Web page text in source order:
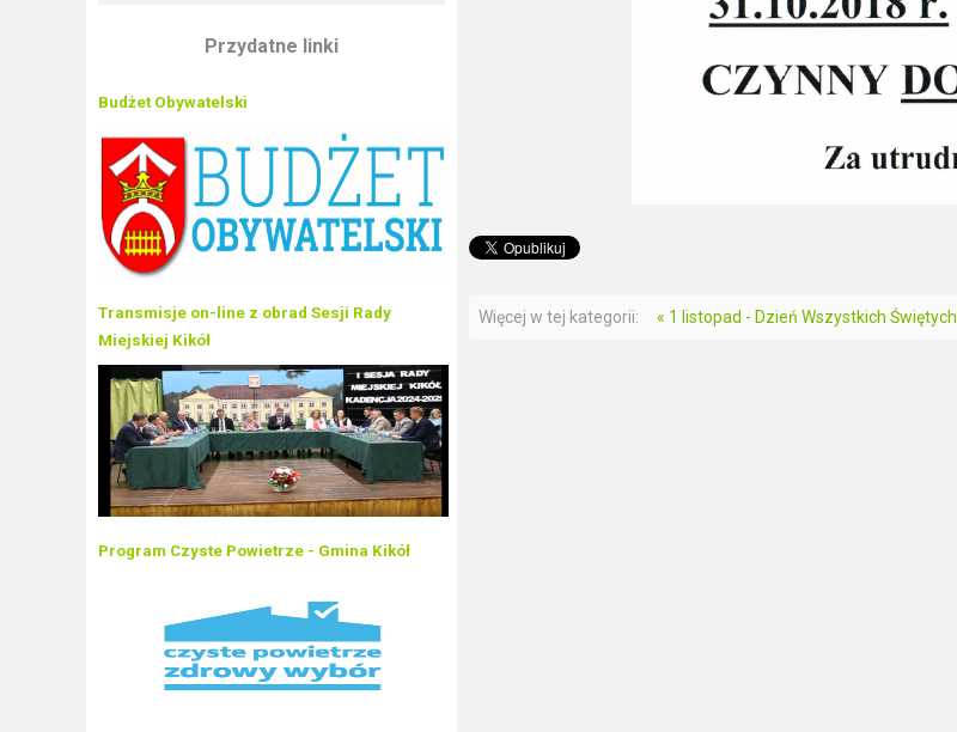
Przydatne linki
Budżet Obywatelski
Transmisje on-line z obrad Sesji Rady
Miejskiej Kikół
Program Czyste Powietrze - Gmina Kikół
Więcej w tej kategorii: « 1 listopad - Dzień Wszystkich Świętych